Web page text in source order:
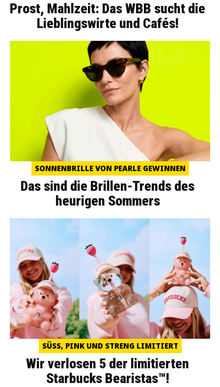
Prost, Mahlzeit: Das WBB sucht die
Lieblingswirte und Cafés!
SONNENBRILLE VON PEARLE GEWINNEN
Das sind die Brillen-Trends des
heurigen Sommers
SÜSS, PINK UND STRENG LIMITIERT
Wir verlosen 5 der limitierten
Starbucks Bearistas™!